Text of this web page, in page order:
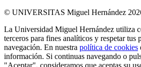
© UNIVERSITAS Miguel Hernández
La Universidad Miguel Hernández utiliza
terceros para fines analíticos y respetar tus
navegación. En nuestra política de cookies
información. Si continuas navegando o
"Aceptar", consideramos que aceptas su